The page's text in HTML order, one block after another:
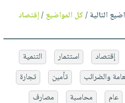
التالية /كل المواضيع/إقتصاد
إقتصاد استثمار
التنمية
والضرائب تأمين
تجارة
عام محاسبة مصارف